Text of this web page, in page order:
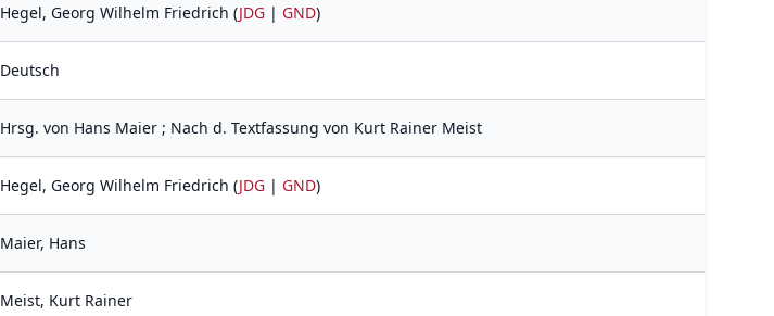
Hegel, Georg Wilhelm Friedrich (JDG | GND)
Deutsch
Hrsg. von Hans Maier ; Nach d. Textfassung von Kurt Rainer Meist
Hegel, Georg Wilhelm Friedrich (JDG | GND)
Maier, Hans
Meist, Kurt Rainer